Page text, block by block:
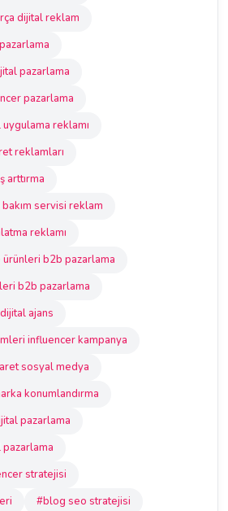
dijital reklam
pazarlama
pazarlama
reklamı
reklamları
arttırma
servisi reklam
reklamı
b2b pazarlama
b2b pazarlama
ajans
influencer kampanya
sosyal medya
konumlandırma
pazarlama
stratejisi
#blog seo stratejisi